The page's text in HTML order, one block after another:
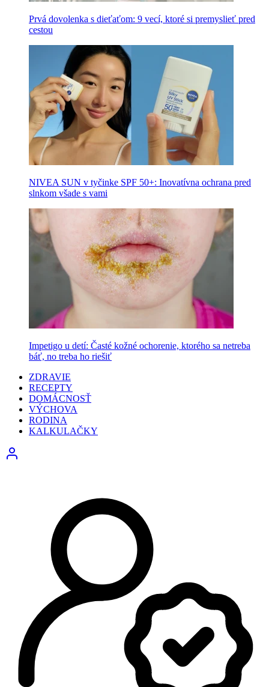
Prvá dovolenka s dieťaťom: 9 vecí, ktoré si premyslieť pred
cestou
NIVEA SUN v tyčinke SPF 50+: Inovatívna ochrana pred
slnkom všade s vami
Impetigo u detí: Časté kožné ochorenie, ktorého sa netreba
báť, no treba ho riešiť
ZDRAVIE
RECEPTY
DOMÁCNOSŤ
VÝCHOVA
RODINA
KALKULAČKY